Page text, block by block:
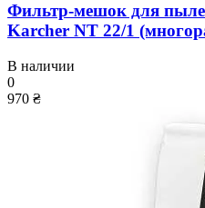
Фильтр-мешок для
Karcher NT 22/1
В наличии
0
970 ₴